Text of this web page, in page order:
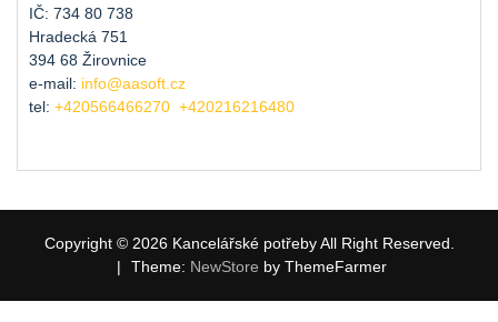
IČ: 734 80 738
Hradecká 751
394 68 Žirovnice
e-mail: info@aasoft.cz
tel: +420566466270 +420216216480
Copyright © 2026 Kancelářské potřeby All Right Reserved.
|
Theme: NewStore by ThemeFarmer